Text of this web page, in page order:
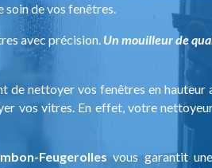
de vos fenêtres.
avec précision. Un mouilleur de
nettoyer vos fenêtres en
vos vitres. En effet, votre
Feugerolles vous garantit